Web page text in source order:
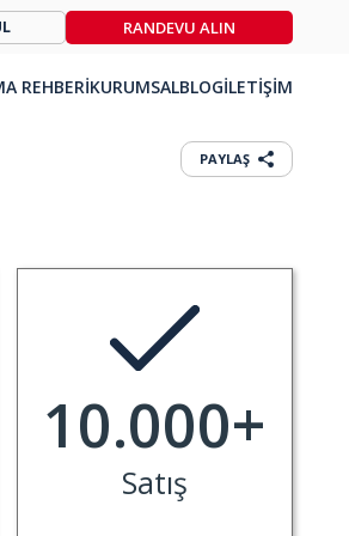
PAYLAŞ
10.000+
Satış
RANDEVU ALIN
REHBERİKURUMSALBLOGİLETİŞİM